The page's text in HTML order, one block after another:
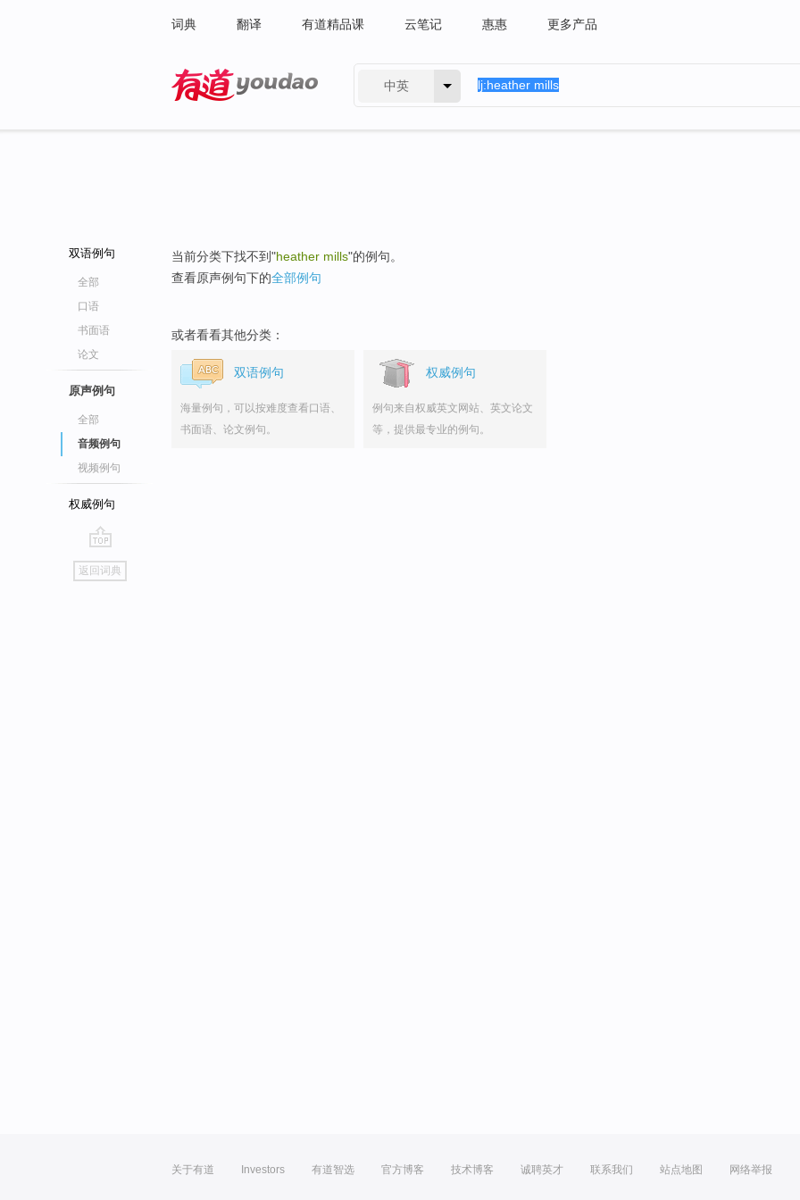
词典 翻译 有道精品课 云笔记 惠惠 更多产品
中英
双语例句
全部
口语
书面语
论文
原声例句
全部
音频例句
视频例句
权威例句
go
top
返回词典
当前分类下找不到"heather mills"的例句。
查看原声例句下的全部例句
或者看看其他分类：
双语例句
海量例句，可以按难度查看口语、
书面语、论文例句。
权威例句
例句来自权威英文网站、英文论文
等，提供最专业的例句。
关于有道 Investors 有道智选 官方博客 技术博客 诚聘英才 联系我们 站点地图 网络举报